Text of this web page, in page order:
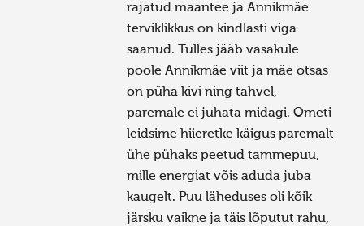
rajatud maantee ja Annikmäe
terviklikkus on kindlasti viga
saanud. Tulles jääb vasakule
poole Annikmäe viit ja mäe otsas
on püha kivi ning tahvel,
paremale ei juhata midagi. Ometi
leidsime hiieretke käigus paremalt
ühe pühaks peetud tammepuu,
mille energiat võis aduda juba
kaugelt. Puu läheduses oli kõik
järsku vaikne ja täis lõputut rahu,